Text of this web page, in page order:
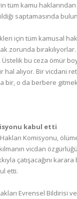
tüm kamu
saptamasında
için tüm kamusal
zorunda bırakılıyorlar.
Üstelik bu ceza ömür
hal alıyor. Bir vicdani
o da berbere gitmek
kabul etti
Komisyonu,
vicdan
çatışacağını
etti.
Evrensel Bildirisi